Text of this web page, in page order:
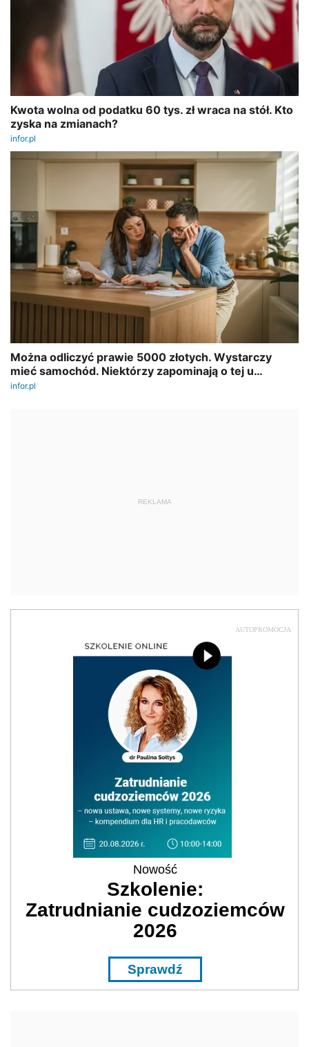
REKLAMA
AUTOPROMOCJA
Nowość
Szkolenie:
Zatrudnianie cudzoziemców
2026
Sprawdź